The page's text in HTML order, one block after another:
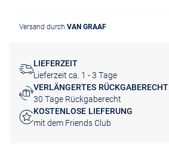
Versand durch VAN GRAAF
LIEFERZEIT
Lieferzeit ca. 1 - 3 Tage
VERLÄNGERTES RÜCKGABERECHT
30 Tage Rückgaberecht
KOSTENLOSE LIEFERUNG
mit dem Friends Club